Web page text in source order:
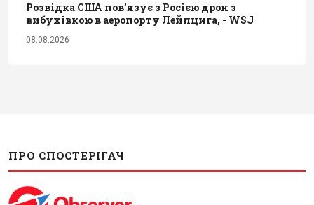
Розвідка США пов’язує з Росією дрон з
вибухівкою в аеропорту Лейпцига, - WSJ
08.08.2026
ПРО СПОСТЕРІГАЧ